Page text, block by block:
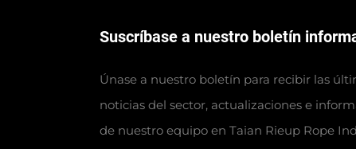
Suscríbase a nuestro boletín
Únase a nuestro boletín para recibir las
noticias del sector, actualizaciones e
de nuestro equipo en Taian Rieup Rope